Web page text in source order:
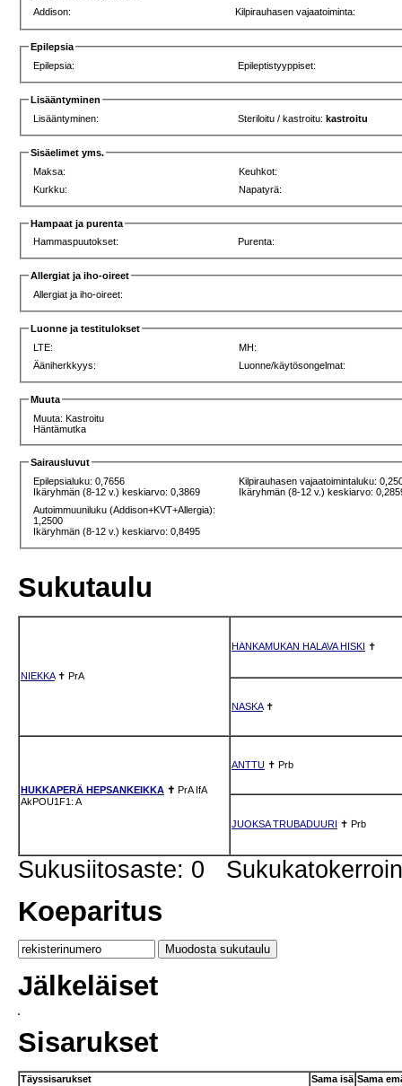
Addison:
Kilpirauhasen vajaatoiminta:
Epilepsia
Epilepsia:
Epileptistyyppiset:
Lisääntyminen
Lisääntyminen:
Steriloitu / kastroitu:kastroitu
Sisäelimet yms.
Maksa:
Keuhkot:
Kurkku:
Napatyrä:
Hampaat ja purenta
Hammaspuutokset:
Purenta:
Allergiat ja iho-oireet
Allergiat ja iho-oireet:
Luonne ja testitulokset
LTE:
MH:
Ääniherkkyys:
Luonne/käytösongelmat:
Muuta
Muuta: Kastroitu
Häntämutka
Sairausluvut
Epilepsialuku: 0,7656
Ikäryhmän (8-12 v.) keskiarvo: 0,3869
Kilpirauhasen vajaatoimintaluku:
Ikäryhmän (8-12 v.) keskiarvo:
Autoimmuuniluku (Addison+KVT+Allergia):
1,2500
Ikäryhmän (8-12 v.) keskiarvo: 0,8495
Sukutaulu
NIEKKA✝ PrA
HANKAMUKAN HALAVA HISKI ✝
NASKA✝
HUKKAPERÄ HEPSANKEIKKA ✝ PrA IfA
AkPOU1F1: A
ANTTU ✝ Prb
JUOKSA TRUBADUURI ✝ Prb
Sukusiitosaste: 0
Koeparitus
Jälkeläiset
Sisarukset
Täyssisarukset
Sama isä Sama